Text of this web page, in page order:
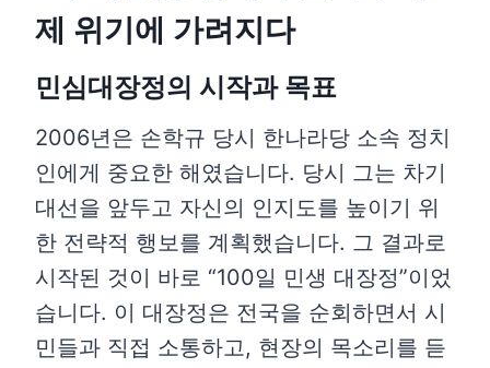
제 위기에 가려지다
민심대장정의 시작과 목표
2006년은 손학규 당시 한나라당 소속 정치
인에게 중요한 해였습니다. 당시 그는 차기
대선을 앞두고 자신의 인지도를 높이기 위
한 전략적 행보를 계획했습니다. 그 결과로
시작된 것이 바로 “100일 민생 대장정”이었
습니다. 이 대장정은 전국을 순회하면서 시
민들과 직접 소통하고, 현장의 목소리를 듣